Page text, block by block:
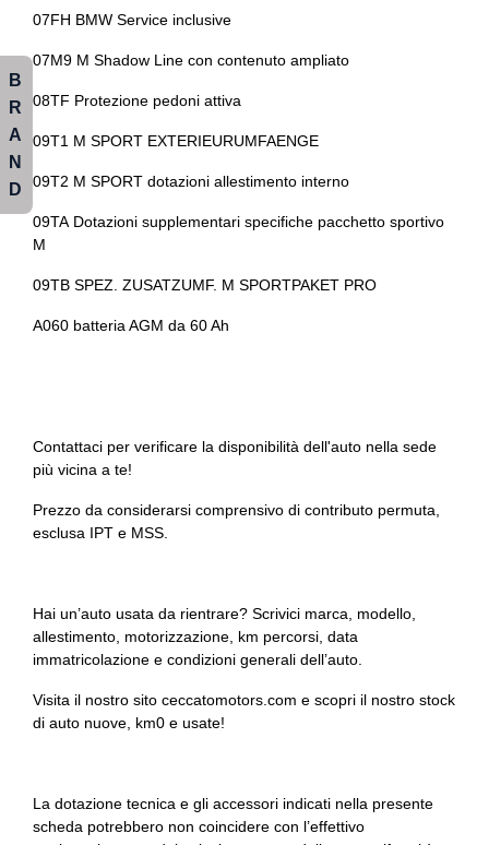
Servosterzo
Sicurezza
Sistema di chiamata d'emergenza
Sistema di frenata anti collisione
Sistema di riconoscimento stanchezza guidatore
Strumentazione digitale con display
Tappetini
Vetri scuri
Volante in pelle veganza multifuzione
07FH BMW Service inclusive
07M9 M Shadow Line con contenuto ampliato
08TF Protezione pedoni attiva
09T1 M SPORT EXTERIEURUMFAENGE
09T2 M SPORT dotazioni allestimento interno
09TA Dotazioni supplementari specifiche pacchetto sportivo
M
09TB SPEZ. ZUSATZUMF. M SPORTPAKET PRO
A060 batteria AGM da 60 Ah
Contattaci per verificare la disponibilità dell'auto nella sede
più vicina a te!
Prezzo da considerarsi comprensivo di contributo permuta,
esclusa IPT e MSS.
Hai un’auto usata da rientrare? Scrivici marca, modello,
allestimento, motorizzazione, km percorsi, data
immatricolazione e condizioni generali dell’auto.
Visita il nostro sito ceccatomotors.com e scopri il nostro stock
di auto nuove, km0 e usate!
La dotazione tecnica e gli accessori indicati nella presente
scheda potrebbero non coincidere con l’effettivo
B
R
A
N
D